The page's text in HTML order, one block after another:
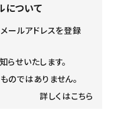
について
ールアドレスを登録
せいたします。
のではありません。
詳しくはこちら